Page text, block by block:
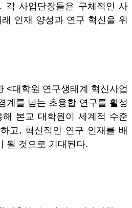
각 사업단장들은 구체적인 사
인재 양성과 연구 혁신을 위
<대학원 연구생태계 혁신사업
계를 넘는 초융합 연구를 활성
본교 대학원이 세계적 수준
고, 혁신적인 연구 인재를 배
될 것으로 기대된다.